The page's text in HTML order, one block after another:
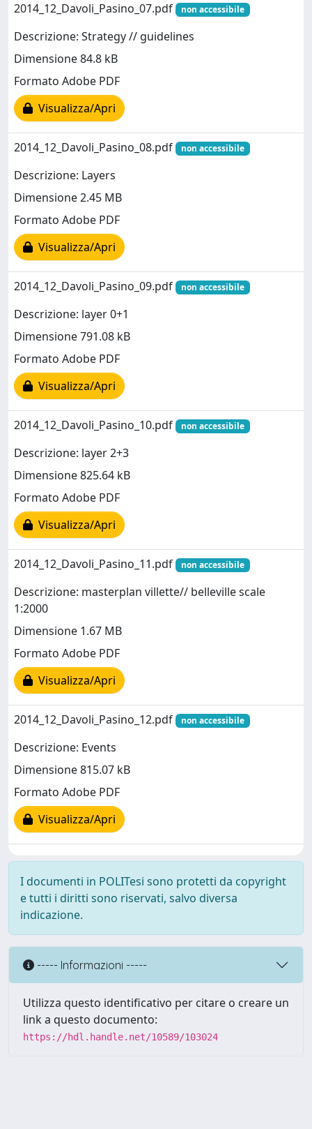
2014_12_Davoli_Pasino_07.pdf non accessibile
Descrizione: Strategy // guidelines
Dimensione 84.8 kB
Formato Adobe PDF
Visualizza/Apri
2014_12_Davoli_Pasino_08.pdf non accessibile
Descrizione: Layers
Dimensione 2.45 MB
Formato Adobe PDF
Visualizza/Apri
2014_12_Davoli_Pasino_09.pdf non accessibile
Descrizione: layer 0+1
Dimensione 791.08 kB
Formato Adobe PDF
Visualizza/Apri
2014_12_Davoli_Pasino_10.pdf non accessibile
Descrizione: layer 2+3
Dimensione 825.64 kB
Formato Adobe PDF
Visualizza/Apri
2014_12_Davoli_Pasino_11.pdf non accessibile
Descrizione: masterplan villette// belleville scale
1:2000
Dimensione 1.67 MB
Formato Adobe PDF
Visualizza/Apri
2014_12_Davoli_Pasino_12.pdf non accessibile
Descrizione: Events
Dimensione 815.07 kB
Formato Adobe PDF
Visualizza/Apri
I documenti in POLITesi sono protetti da copyright
e tutti i diritti sono riservati, salvo diversa
indicazione.
----- Informazioni -----
Utilizza questo identificativo per citare o creare un
link a questo documento:
https://hdl.handle.net/10589/103024